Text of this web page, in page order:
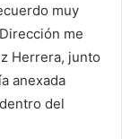
muy
me
Herrera, junto
anexada
del